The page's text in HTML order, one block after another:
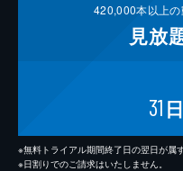
420,000本以上
見放
31
※無料トライアル期間終了日の翌日が属
※日割りでのご請求はいたしません。